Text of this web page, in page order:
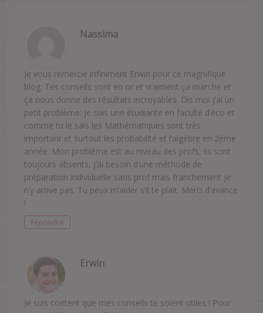
Nassima
Je vous remercie infiniment Erwin pour ce magnifique
blog. Tes conseils sont en or et vraiment ça marche et
ça nous donne des résultats incroyables. Dis moi j’ai un
petit problème: je suis une étudiante en faculté d’éco et
comme tu le sais les Mathématiques sont très
important et surtout les probabilité et l’algèbre en 2ème
année. Mon problème est au niveau des profs, ils sont
toujours absents, j’ai besoin d’une méthode de
préparation individuelle sans prof mais franchement je
n’y arrive pas. Tu peux m’aider s’il te plait. Merci d’avance
!
Répondre
Erwin
Je suis content que mes conseils te soient utiles ! Pour